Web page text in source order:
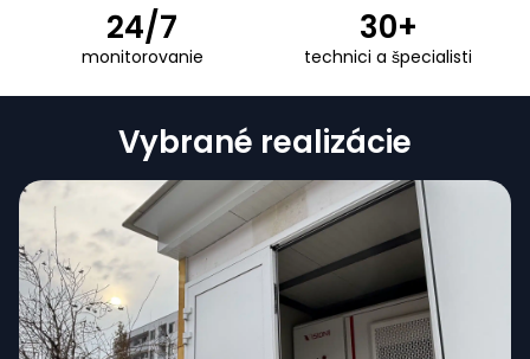
24/7
monitorovanie
30+
technici a špecialisti
Vybrané realizácie
English